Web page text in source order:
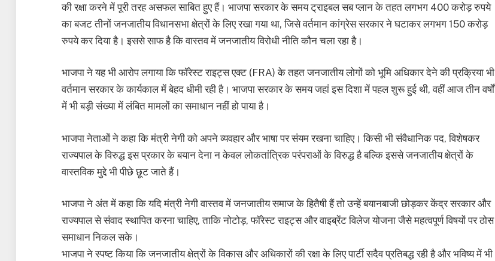
की रक्षा करने में पूरी तरह असफल साबित हुए हैं। भाजपा सरकार के समय ट्राइबल सब प्लान के तहत लगभग 400 करोड़ रुपये
का बजट तीनों जनजातीय विधानसभा क्षेत्रों के लिए रखा गया था, जिसे वर्तमान कांग्रेस सरकार ने घटाकर लगभग 150 करोड़
रुपये कर दिया है। इससे साफ है कि वास्तव में जनजातीय विरोधी नीति कौन चला रहा है।
भाजपा ने यह भी आरोप लगाया कि फॉरेस्ट राइट्स एक्ट (FRA) के तहत जनजातीय लोगों को भूमि अधिकार देने की प्रक्रिया भी
वर्तमान सरकार के कार्यकाल में बेहद धीमी रही है। भाजपा सरकार के समय जहां इस दिशा में पहल शुरू हुई थी, वहीं आज तीन वर्षों
में भी बड़ी संख्या में लंबित मामलों का समाधान नहीं हो पाया है।
भाजपा नेताओं ने कहा कि मंत्री नेगी को अपने व्यवहार और भाषा पर संयम रखना चाहिए। किसी भी संवैधानिक पद, विशेषकर
राज्यपाल के विरुद्ध इस प्रकार के बयान देना न केवल लोकतांत्रिक परंपराओं के विरुद्ध है बल्कि इससे जनजातीय क्षेत्रों के
वास्तविक मुद्दे भी पीछे छूट जाते हैं।
भाजपा ने अंत में कहा कि यदि मंत्री नेगी वास्तव में जनजातीय समाज के हितैषी हैं तो उन्हें बयानबाजी छोड़कर केंद्र सरकार और
राज्यपाल से संवाद स्थापित करना चाहिए, ताकि नोटोड़, फॉरेस्ट राइट्स और वाइब्रेंट विलेज योजना जैसे महत्वपूर्ण विषयों पर ठोस
समाधान निकल सके।
भाजपा ने स्पष्ट किया कि जनजातीय क्षेत्रों के विकास और अधिकारों की रक्षा के लिए पार्टी सदैव प्रतिबद्ध रही है और भविष्य में भी